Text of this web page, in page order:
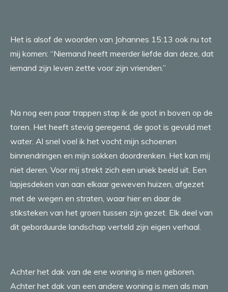
Het is alsof de woorden van Johannes 15:13 ook nu tot
mij komen: “Niemand heeft meerder liefde dan deze, dat
iemand zijn leven zette voor zijn vrienden.”
Na nog een paar trappen stap ik de goot in boven op de
toren. Het heeft stevig geregend, de goot is gevuld met
water. Al snel voel ik het vocht mijn schoenen
binnendringen en mijn sokken doordrenken. Het kan mij
niet deren. Voor mij strekt zich een uniek beeld uit. Een
lapjesdeken van aan elkaar geweven huizen, afgezet
met de wegen en straten, waar hier en daar de
stiksteken van het groen tussen zijn gezet. Elk deel van
dit geborduurde landschap verteld zijn eigen verhaal.
Achter het dak van de ene woning is men geboren.
Achter het dak van een andere woning is men als man